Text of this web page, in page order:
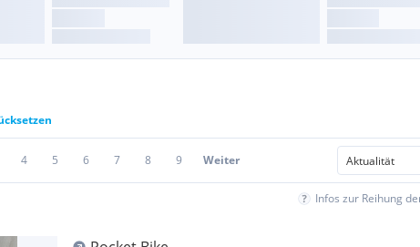
4 5 6 7 8 9 Weiter
Infos zur Reihung